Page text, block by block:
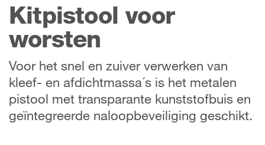
Kitpistool voor
worsten
Voor het snel en zuiver verwerken van
kleef- en afdichtmassa´s is het metalen
pistool met transparante kunststofbuis en
geïntegreerde naloopbeveiliging geschikt.